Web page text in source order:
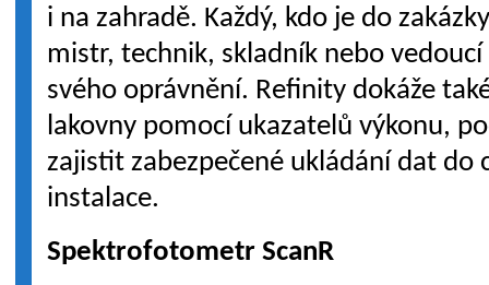
i na zahradě. Každý, kdo je do
mistr, technik, skladník nebo
svého oprávnění. Refinity dokáže
lakovny pomocí ukazatelů výkonu,
zajistit zabezpečené ukládání dat do
instalace.
Spektrofotometr ScanR